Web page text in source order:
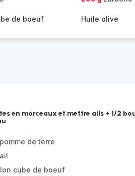
de boeuf Huile olive
en morceaux et mettre ails + 1/2
de terre
cube de boeuf